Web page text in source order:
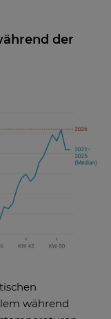
der
während